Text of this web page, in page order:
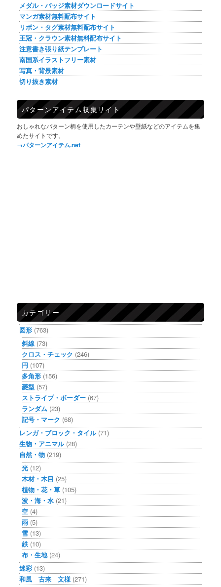
メダル・バッジ素材ダウンロードサイト
マンガ素材無料配布サイト
リボン・タグ素材無料配布サイト
王冠・クラウン素材無料配布サイト
注意書き張り紙テンプレート
南国系イラストフリー素材
写真・背景素材
切り抜き素材
パターンアイテム収集サイト
おしゃれなパターン柄を使用したカーテンや壁紙などのアイテムを集
めたサイトです。
→パターンアイテム.net
カテゴリー
図形 (763)
斜線 (73)
クロス・チェック (246)
円 (107)
多角形 (156)
菱型 (57)
ストライプ・ボーダー (67)
ランダム (23)
記号・マーク (68)
レンガ・ブロック・タイル(71)
生物・アニマル(28)
自然・物 (219)
光 (12)
木材・木目 (25)
植物・花・草 (105)
波・海・水 (21)
空 (4)
雨 (5)
雪 (13)
鉄 (10)
布・生地(24)
迷彩 (13)
和風 古来 文様 (271)